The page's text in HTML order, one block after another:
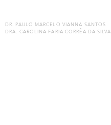
DR. PAULO MARCELO VIANNA SANTOS
DRA. CAROLINA FARIA CORRÊA DA SILVA